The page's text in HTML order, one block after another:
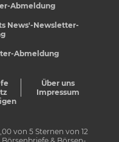
Abmeldung
News'-Newsletter-
Abmeldung
Über uns
Impressum
von 5Sternen von 12